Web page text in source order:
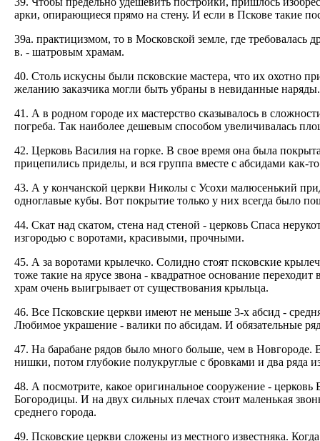
арки, опирающиеся прямо на стену. И если в Пскове такие
39а. практицизмом, то в Московской земле, где требовалась
в. - шатровым храмам.
40. Столь искусны были псковские мастера, что их охотно
желанию заказчика могли быть убраны в невиданные наряды.
41. А в родном городе их мастерство сказывалось в
погреба. Так наиболее дешевым способом увеличивалась
42. Церковь Василия на горке. В свое время она была
прицепились приделы, и вся группа вместе с абсидами как-
43. А у кончанской церкви Николы с Усохи малюсенький
одноглавые кубы. Вот покрытие только у них всегда было
44. Скат над скатом, стена над стеной - церковь Спаса
изгородью с воротами, красивыми, прочными.
45. А за воротами крылечко. Солидно стоят псковские
тоже такие на ярусе звона - квадратное основание
храм очень выигрывает от существования крыльца.
46. Все Псковские церкви имеют не меньше 3-х абсид -
Любимое украшение - валики по абсидам. И обязательные
47. На барабане рядов было много больше, чем в
нишки, потом глубокие полукруглые с бровками и два ряда
48. А посмотрите, какое оригинальное сооружение -
Богородицы. И на двух сильных плечах стоит маленькая
среднего города.
49. Псковские церкви сложены из местного известняка.